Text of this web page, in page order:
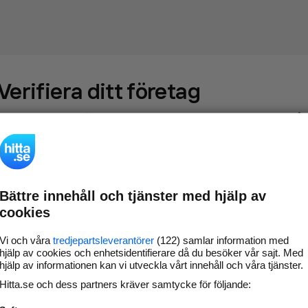
ditt företag
som69 550företag - ta kontroll över din företagssida på
hitta.se och syns bättre mot kunder i ditt närområde. Helt
kostnadsfritt.
Uppdatera din
företagsinformation
Svara på och hantera dina
Gå vidare
Bättre innehåll och tjänster med hjälp av
cookies
Vi och våra tredjepartsleverantörer (122) samlar information med
hjälp av cookies och enhetsidentifierare då du besöker vår sajt. Med
hjälp av informationen kan vi utveckla vårt innehåll och våra tjänster.
Hitta.se och dess partners kräver samtycke för följande: